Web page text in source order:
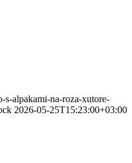
s-alpakami-na-roza-xutore-
2026-05-25T15:23:00+03:00